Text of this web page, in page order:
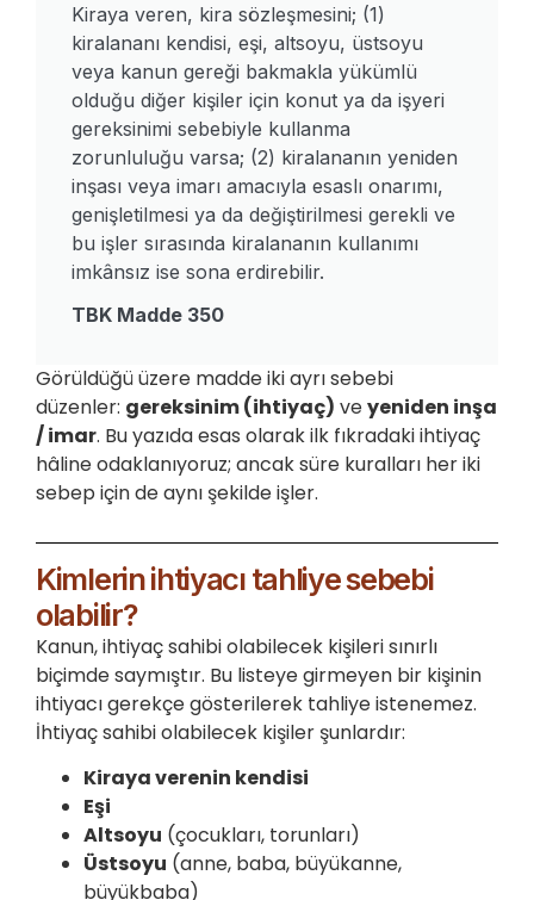
Kiraya veren, kira sözleşmesini; (1)
kiralananı kendisi, eşi, altsoyu, üstsoyu
veya kanun gereği bakmakla yükümlü
olduğu diğer kişiler için konut ya da işyeri
gereksinimi sebebiyle kullanma
zorunluluğu varsa; (2) kiralananın yeniden
inşası veya imarı amacıyla esaslı onarımı,
genişletilmesi ya da değiştirilmesi gerekli ve
bu işler sırasında kiralananın kullanımı
imkânsız ise sona erdirebilir.
TBK Madde 350
Görüldüğü üzere madde iki ayrı sebebi
düzenler: gereksinim (ihtiyaç) veyeniden inşa
/ imar. Bu yazıda esas olarak ilk fıkradaki ihtiyaç
hâline odaklanıyoruz; ancak süre kuralları her iki
sebep için de aynı şekilde işler.
Kimlerin ihtiyacı tahliye sebebi
olabilir?
Kanun, ihtiyaç sahibi olabilecek kişileri sınırlı
biçimde saymıştır. Bu listeye girmeyen bir kişinin
ihtiyacı gerekçe gösterilerek tahliye istenemez.
İhtiyaç sahibi olabilecek kişiler şunlardır:
Kiraya verenin kendisi
Eşi
Altsoyu (çocukları, torunları)
Üstsoyu (anne, baba, büyükanne,
büyükbaba)